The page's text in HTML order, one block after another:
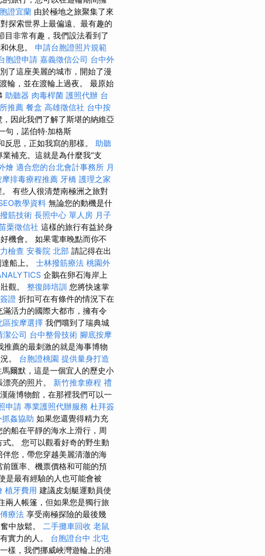
證宜蘭 由於極地之旅聚集了來
探索世界上最偏遠、最有趣的
目非常有趣，我們設法看到了
休息。 申請台胞證照片規範
胞證申請 嘉義徵信公司 台中外
了這座美麗的城市，開始了漫
輪，並在渡輪上過夜。 最原始
助聽器 肉毒桿菌 護照代辦 台
推薦 餐盒 高雄徵信社 台中按
因此我們了解了斯堪的納維亞
句，諾伯特·加格斯
思，正如我寫的那樣。 助聽
補充。這就是為什麼我“支
燴 適合您的台北會計事務所 月
摩排毒療程推薦 牙橋 護理之家
有些人很清楚南極洲之旅對
教學資料 無論您的動機是什
筋技術 長照中心 單人房 月子
栗徵信社 這樣的旅行有益於身
機會。 如果電車晚點而你不
檢查 安養院 北部 請記得在出
船上。 士林撥筋療法 桃園外
企鵝在卵石海岸上
觀。 整復師培訓 您將快速掌
證 折扣可在有條件的情況下在
活力的國際大都市，擁有令
區按摩選擇 我們嚐到了瑞典城
潔公司 台中整骨技術 腳底按摩
推薦的最刺激的就是海事博物
。 台胞證桃園 提供量身打造
爾默，這是一個宜人的歷史小
亮的照片。 新竹推拿療程 禮
薩博物館，在那裡我們可以一
申請 專業護照代辦服務 杜拜簽
姦協助 如果您還覺得精力充
船在平靜的海水上滑行，周
。 您可以觀看好奇的野生動
您，帶您穿越美麗清澈的海
匯率、機票價格和可能的預
是最有經驗的人也可能會被
植牙費用 建議皮划艇運動員使
兩人帳篷，但如果您是獨行旅
療法 享受南極探險的最後幾
中放鬆。 二手攤車回收 老鼠
實力的人。 台胞證台中 北屯
樣，我們挪威峽灣遊輪上的港